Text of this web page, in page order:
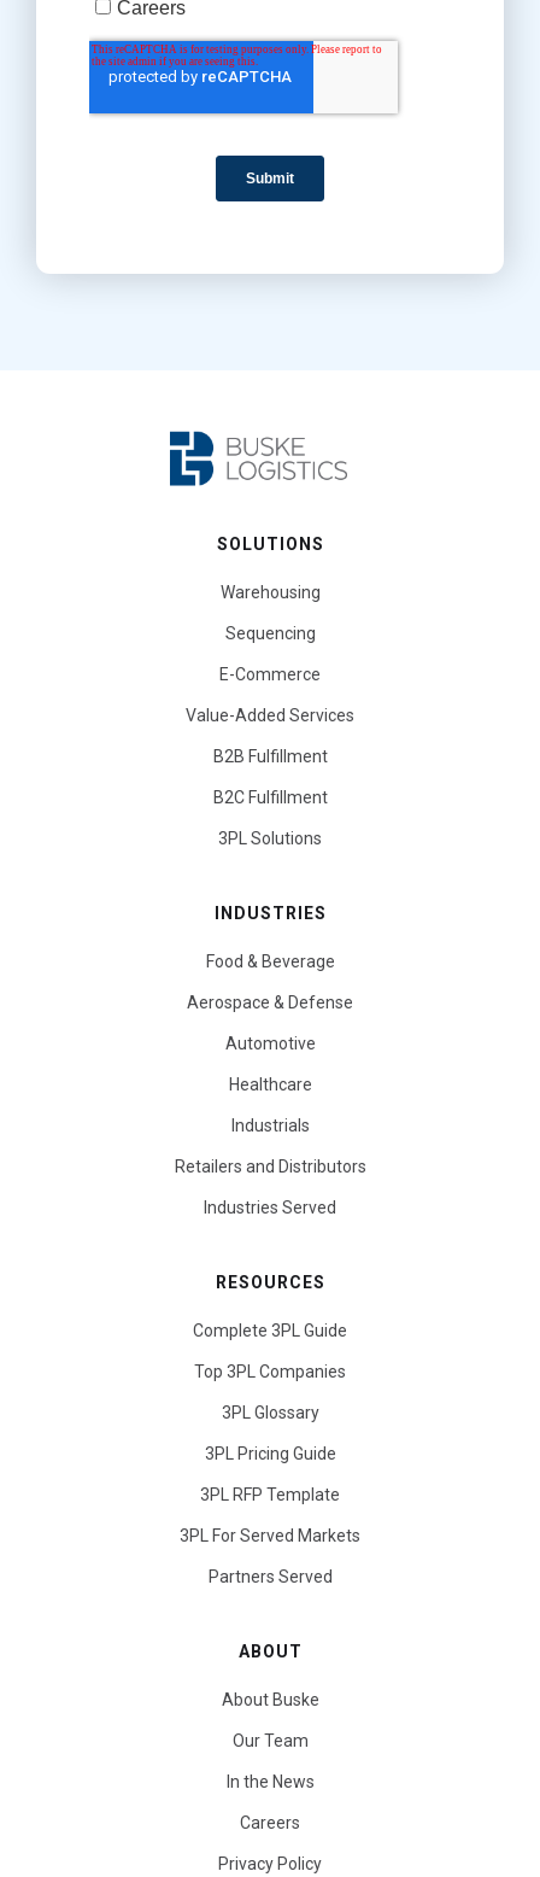
SOLUTIONS
Warehousing
Sequencing
E-Commerce
Value-Added Services
B2B Fulfillment
B2C Fulfillment
3PL Solutions
INDUSTRIES
Food & Beverage
Aerospace & Defense
Automotive
Healthcare
Industrials
Retailers and Distributors
Industries Served
RESOURCES
Complete 3PL Guide
Top 3PL Companies
3PL Glossary
3PL Pricing Guide
3PL RFP Template
3PL For Served Markets
Partners Served
ABOUT
About Buske
Our Team
In the News
Careers
Privacy Policy